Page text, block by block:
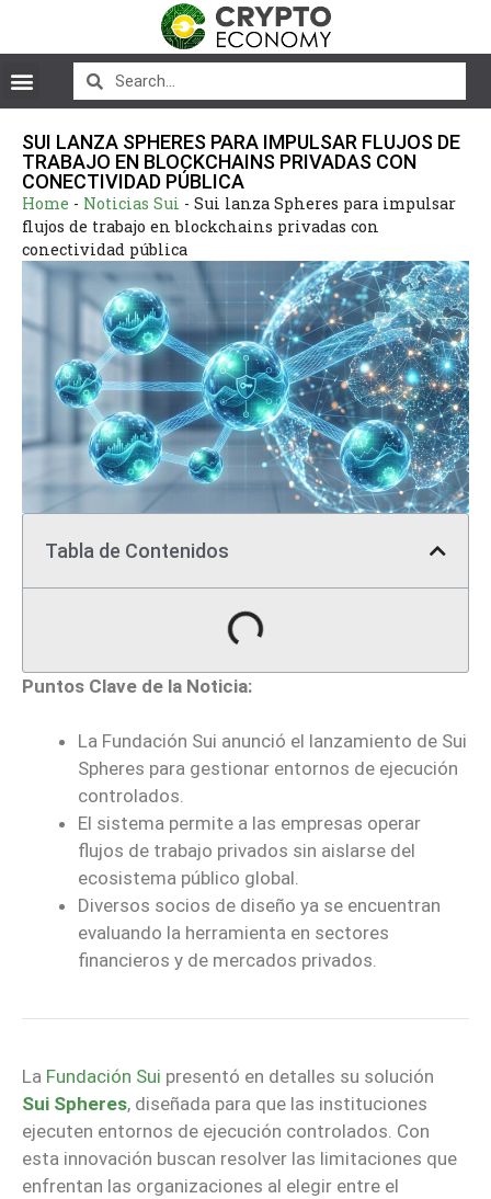
SUI LANZA SPHERES PARA IMPULSAR FLUJOS DE
TRABAJO EN BLOCKCHAINS PRIVADAS CON
CONECTIVIDAD PÚBLICA
Home - Noticias Sui - Sui lanza Spheres para impulsar
flujos de trabajo en blockchains privadas con
conectividad pública
Tabla de Contenidos
Puntos Clave de la Noticia:
La Fundación Sui anunció el lanzamiento de Sui
Spheres para gestionar entornos de ejecución
controlados.
El sistema permite a las empresas operar
flujos de trabajo privados sin aislarse del
ecosistema público global.
Diversos socios de diseño ya se encuentran
evaluando la herramienta en sectores
financieros y de mercados privados.
La Fundación Sui presentó en detalles su solución
Sui Spheres, diseñada para que las instituciones
ejecuten entornos de ejecución controlados. Con
esta innovación buscan resolver las limitaciones que
enfrentan las organizaciones al elegir entre el